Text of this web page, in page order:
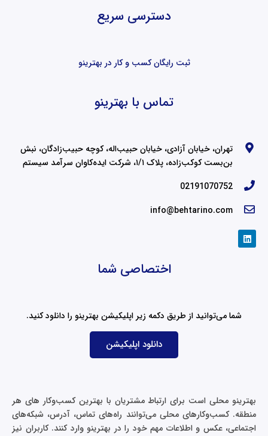
دسترسی سریع
ثبت رایگان کسب و کار در بهترینو
تماس با بهترینو
تهران، خیابان آزادی، خیابان حبیب‌اله، کوچه حبیب‌زادگان، نبش
بن‌بست کوکب‌زاده، پلاک ۱/۱، شرکت ایده‌کاوان سرآمد سیستم
02191070752
info@behtarino.com
L
i
n
اختصاصی شما
شما می‌توانید از طریق دکمه زیر اپلیکیشن بهترینو را دانلود کنید.
دانلود اپلیکیشن
بهترینو محلی است برای ارتباط مشتریان با بهترین کسب‌وکار های هر
منطقه. کسب‌وکارهای محلی می‌توانند راه‌های تماس، آدرس، شبکه‌های
اجتماعی، عکس و اطلاعات مهم خود را در بهترینو وارد کنند. کاربران نیز